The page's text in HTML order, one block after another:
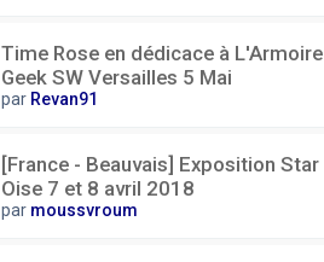
Time Rose en dédicace à L'Armoire
Geek SW Versailles 5 Mai
par Revan91
[France - Beauvais] Exposition Star
Oise 7 et 8 avril 2018
par moussvroum